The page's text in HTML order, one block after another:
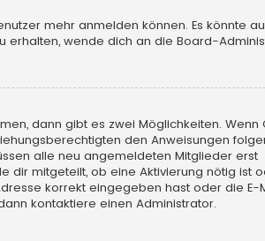
mehr anmelden können. Es könnte
erhalten, wende dich an die Board-
dann gibt es zwei Möglichkeiten. Wenn
den Anweisungen
alle neu angemeldeten Mitglieder erst
mitgeteilt, ob eine Aktivierung nötig ist
korrekt eingegeben hast oder die E-
kontaktiere einen Administrator.